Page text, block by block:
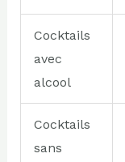
Cocktails
avec
alcool
Cocktails
sans